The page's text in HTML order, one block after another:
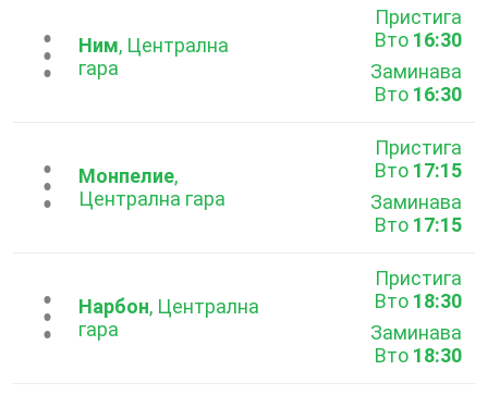
...
Ним, Централна
гара
Пристига
Вто 16:30
Заминава
Вто 16:30
...Монпелие,
Централна гара
Пристига
Вто 17:15
Заминава
Вто 17:15
...Нарбон, Централна
гара
Пристига
Вто 18:30
Заминава
Вто 18:30